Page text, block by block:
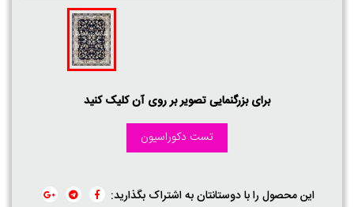
برای بزرگنمایی تصویر بر روی آن کلیک کنید
تست دکوراسیون
این محصول را با دوستانتان به اشتراک بگذارید: